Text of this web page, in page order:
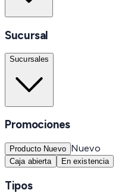
Sucursal
Sucursales
Promociones
Producto Nuevo Nuevo
Caja abierta En existencia
Tipos